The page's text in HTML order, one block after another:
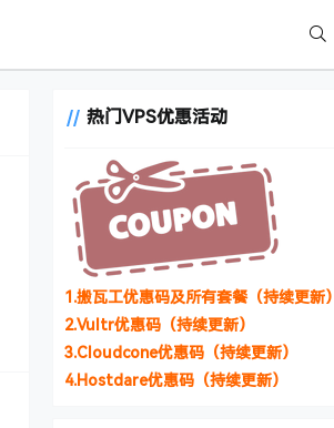
热门VPS优惠活动
1.搬瓦工优惠码及所有套餐（持续更新）
2.Vultr优惠码（持续更新）
3.Cloudcone优惠码（持续更新）
4.Hostdare优惠码（持续更新）